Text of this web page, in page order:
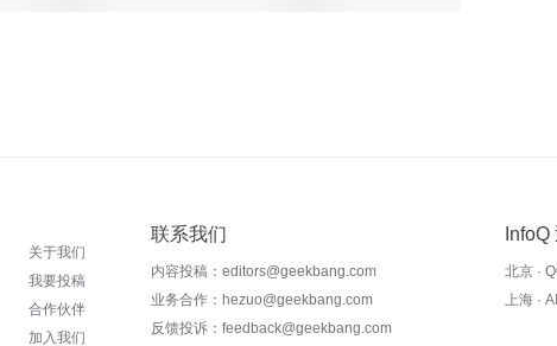
关于我们
我要投稿
合作伙伴
加入我们
联系我们
内容投稿：editors@geekbang.com
业务合作：hezuo@geekbang.com
反馈投诉：feedback@geekbang.com
北京 ·
上海 ·